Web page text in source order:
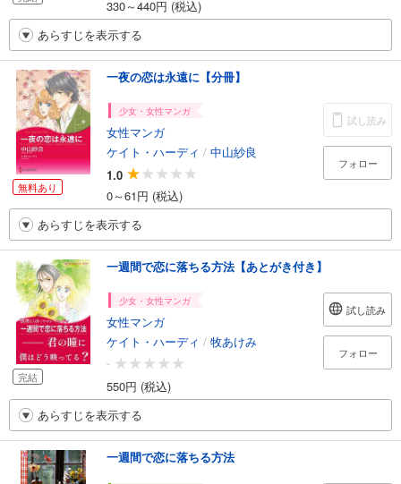
330～440円 (税込)
あらすじを表示する
無料あり
一夜の恋は永遠に【分冊】
少女・女性マンガ
女性マンガ
ケイト・ハーディ / 中山紗良
1.0
0～61円 (税込)
試し読み
フォロー
あらすじを表示する
完結
一週間で恋に落ちる方法【あとがき付き】
少女・女性マンガ
女性マンガ
ケイト・ハーディ / 牧あけみ
-
550円 (税込)
試し読み
フォロー
あらすじを表示する
一週間で恋に落ちる方法